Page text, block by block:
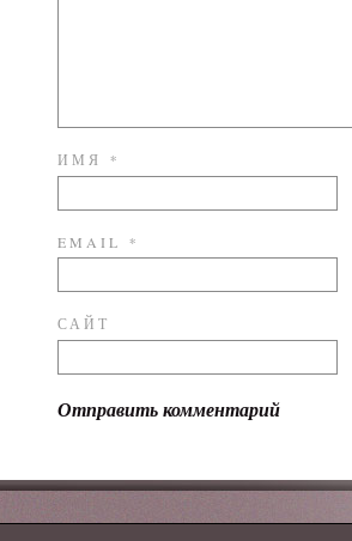
ИМЯ *
EMAIL *
САЙТ